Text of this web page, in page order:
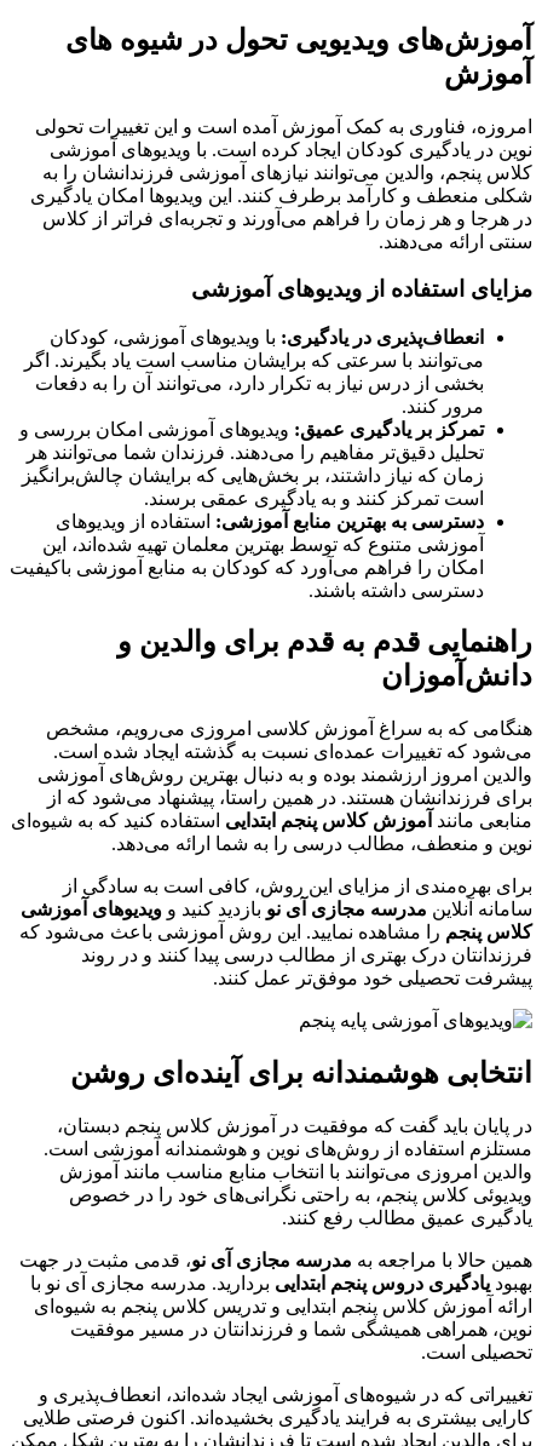
آموزش‌های ویدیویی تحول در شیوه‌ های
آموزش
امروزه، فناوری به کمک آموزش آمده است و این تغییرات تحولی
نوین در یادگیری کودکان ایجاد کرده است. با ویدیوهای آموزشی
کلاس پنجم، والدین می‌توانند نیازهای آموزشی فرزندانشان را به
شکلی منعطف و کارآمد برطرف کنند. این ویدیوها امکان یادگیری
در هرجا و هر زمان را فراهم می‌آورند و تجربه‌ای فراتر از کلاس
سنتی ارائه می‌دهند.
مزایای استفاده از ویدیوهای آموزشی
انعطاف‌پذیری در یادگیری: با ویدیوهای آموزشی، کودکان
می‌توانند با سرعتی که برایشان مناسب است یاد بگیرند. اگر
بخشی از درس نیاز به تکرار دارد، می‌توانند آن را به دفعات
مرور کنند.
تمرکز بر یادگیری عمیق: ویدیوهای آموزشی امکان بررسی و
تحلیل دقیق‌تر مفاهیم را می‌دهند. فرزندان شما می‌توانند هر
زمان که نیاز داشتند، بر بخش‌هایی که برایشان چالش‌برانگیز
است تمرکز کنند و به یادگیری عمقی برسند.
دسترسی به بهترین منابع آموزشی: استفاده از ویدیوهای
آموزشی متنوع که توسط بهترین معلمان تهیه شده‌اند، این
امکان را فراهم می‌آورد که کودکان به منابع آموزشی باکیفیت
دسترسی داشته باشند.
راهنمایی قدم به قدم برای والدین و
دانش‌آموزان
هنگامی که به سراغ آموزش کلاسی امروزی می‌رویم، مشخص
می‌شود که تغییرات عمده‌ای نسبت به گذشته ایجاد شده است.
والدین امروز ارزشمند بوده و به دنبال بهترین روش‌های آموزشی
برای فرزندانشان هستند. در همین راستا، پیشنهاد می‌شود که از
منابعی مانند آموزش کلاس پنجم ابتدایی استفاده کنید که به شیوه‌ای
نوین و منعطف، مطالب درسی را به شما ارائه می‌دهد.
برای بهره‌مندی از مزایای این روش، کافی است به سادگی از
سامانه آنلاین مدرسه مجازی آی نو بازدید کنید و ویدیوهای آموزشی
کلاس پنجم را مشاهده نمایید. این روش آموزشی باعث می‌شود که
فرزندانتان درک بهتری از مطالب درسی پیدا کنند و در روند
پیشرفت تحصیلی خود موفق‌تر عمل کنند.
انتخابی هوشمندانه برای آینده‌ای روشن
در پایان باید گفت که موفقیت در آموزش کلاس پنجم دبستان،
مستلزم استفاده از روش‌های نوین و هوشمندانه آموزشی است.
والدین امروزی می‌توانند با انتخاب منابع مناسب مانند آموزش
ویدیوئی کلاس پنجم، به راحتی نگرانی‌های خود را در خصوص
یادگیری عمیق مطالب رفع کنند.
همین حالا با مراجعه به مدرسه مجازی آی نو، قدمی مثبت در جهت
بهبود یادگیری دروس پنجم ابتدایی بردارید. مدرسه مجازی آی نو با
ارائه آموزش کلاس پنجم ابتدایی و تدریس کلاس پنجم به شیوه‌ای
نوین، همراهی همیشگی شما و فرزندانتان در مسیر موفقیت
تحصیلی است.
تغییراتی که در شیوه‌های آموزشی ایجاد شده‌اند، انعطاف‌پذیری و
کارایی بیشتری به فرایند یادگیری بخشیده‌اند. اکنون فرصتی طلایی
برای والدین ایجاد شده است تا فرزندانشان را به بهترین شکل ممکن